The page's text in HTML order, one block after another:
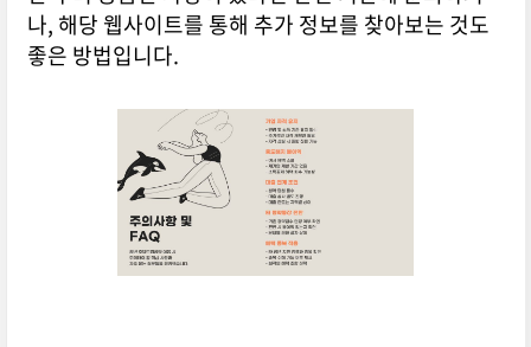
나, 해당 웹사이트를 통해 추가 정보를 찾아보는 것도
좋은 방법입니다.